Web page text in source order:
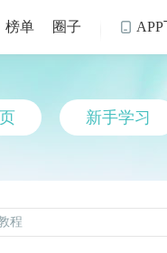
榜单 圈子 
新手学习